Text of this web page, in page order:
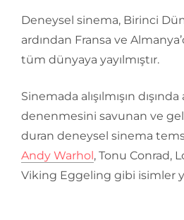
Deneysel sinema, Birinci
ardından Fransa ve
tüm dünyaya yayılmıştır.
Sinemada alışılmışın
denenmesini savunan ve
duran deneysel sinema
Andy Warhol, Tonu Conrad,
Viking Eggeling gibi isimler